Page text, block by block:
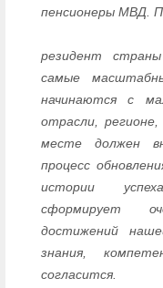
пенсионеры МВД. П
резидент
самые
начинаются с
отрасли,
месте должен
процесс
истории
сформирует
достижений
знания,
согласится.